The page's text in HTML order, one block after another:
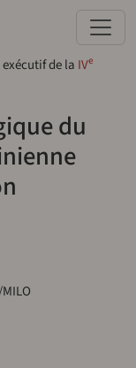
de la IVe
du